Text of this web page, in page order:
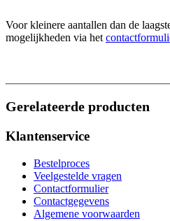
Voor kleinere aantallen dan de
mogelijkheden via het
Gerelateerde producten
Klantenservice
Bestelproces
Veelgestelde vragen
Contactformulier
Contactgegevens
Algemene voorwaarden